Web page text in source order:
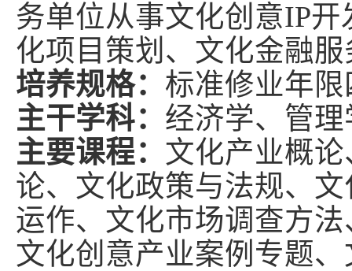
务单位从事文化创意IP开
化项目策划、文化金融
培养规格： 标准修业年
主干学科： 经济学、管
主要课程： 文化产业概
论、文化政策与法规、
运作、文化市场调查方
文化创意产业案例专题